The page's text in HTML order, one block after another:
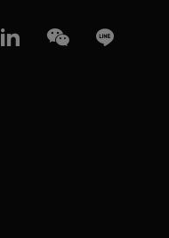
linkedInWeChatLine